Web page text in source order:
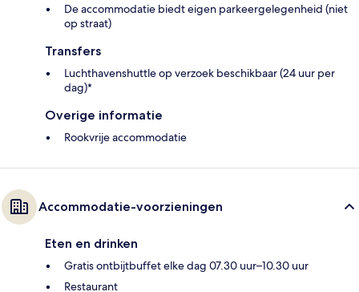
De accommodatie biedt eigen parkeergelegenheid (niet
op straat)
Transfers
Luchthavenshuttle op verzoek beschikbaar (24 uur per
dag)*
Overige informatie
Rookvrije accommodatie
Accommodatie-voorzieningen
Eten en drinken
Gratis ontbijtbuffet elke dag 07.30 uur–10.30 uur
Restaurant